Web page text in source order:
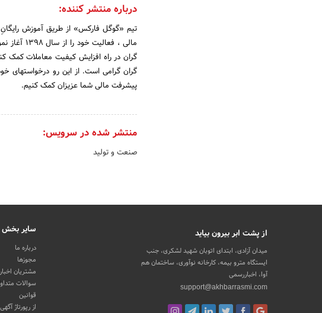
درباره منتشر کننده:
تیم «گوگل فارکس» از طریق آموزش
مالی ،
گران در راه افزایش کیفیت معاملات
گران گرامی است. از این رو درخواستهای خود
پیشرفت مالی شما عزیزان کمک کنیم.
منتشر شده در سرویس:
صنعت و تولید
از پشت ابر بیرون بیاید
میدان آزادی، ابتدای اتوبان شهید لشکری، جنب
ایستگاه مترو بیمه، کارخانه نوآوری، ساختمان هم
آوا، اخباررسمی
support@akhbarrasmi.com
سایر بخش
درباره ما
مجوزها
مشتریان
سوالات
قوانین
از رپورتاژ